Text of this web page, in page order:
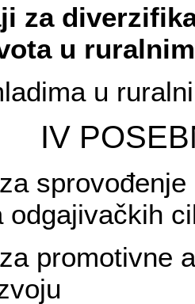
za
u
u
IV
odgajivačkih
promotivne